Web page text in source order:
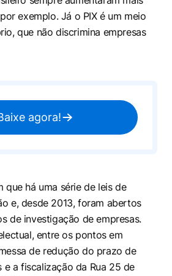
exemplo. Já o PIX é um meio
que não discrimina empresas
agora!
que há uma série de leis de
e, desde 2013, foram abertos
de investigação de empresas.
entre os pontos em
de redução do prazo de
a fiscalização da Rua 25 de